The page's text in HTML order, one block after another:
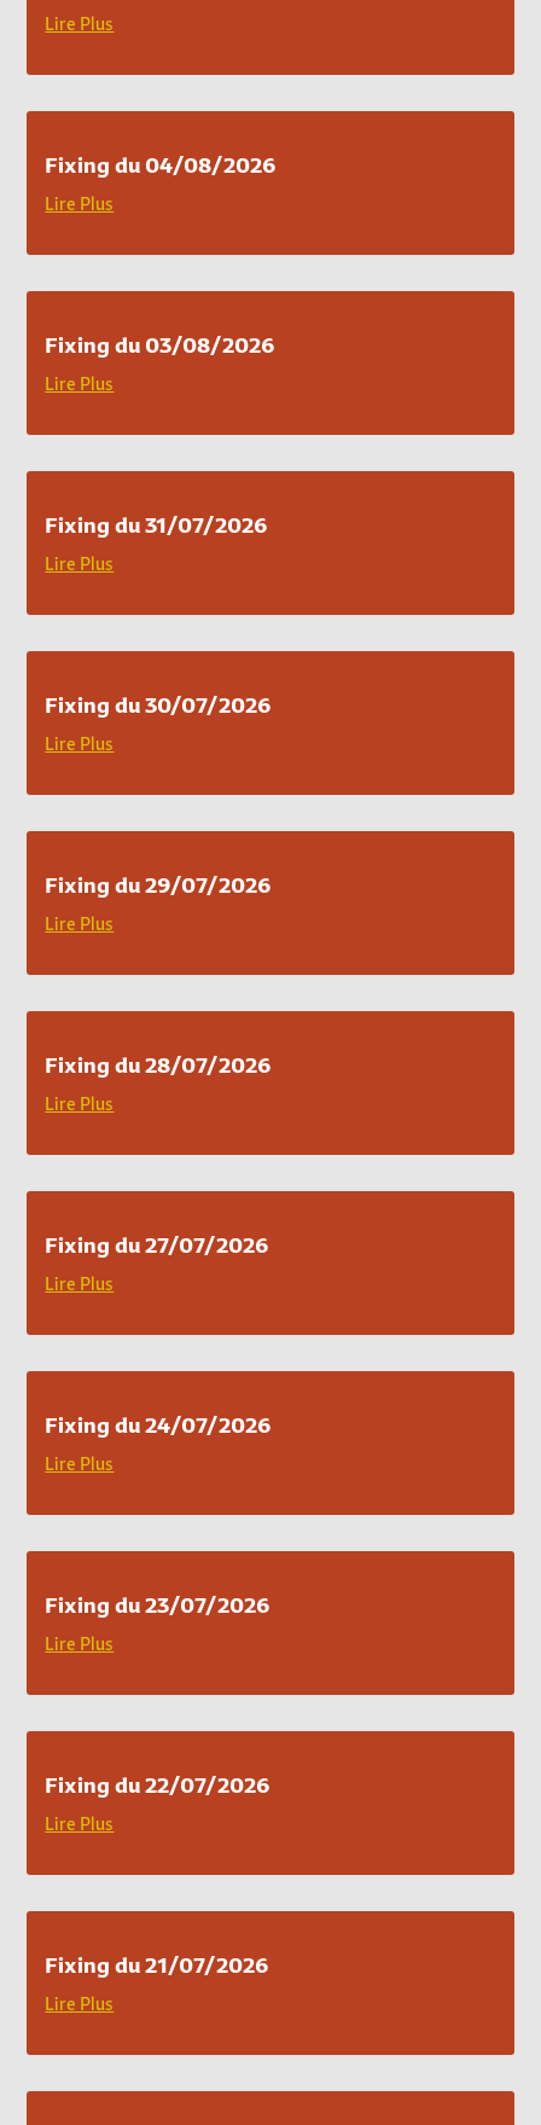
Lire Plus
Fixing du 04/08/2026
Lire Plus
Fixing du 03/08/2026
Lire Plus
Fixing du 31/07/2026
Lire Plus
Fixing du 30/07/2026
Lire Plus
Fixing du 29/07/2026
Lire Plus
Fixing du 28/07/2026
Lire Plus
Fixing du 27/07/2026
Lire Plus
Fixing du 24/07/2026
Lire Plus
Fixing du 23/07/2026
Lire Plus
Fixing du 22/07/2026
Lire Plus
Fixing du 21/07/2026
Lire Plus